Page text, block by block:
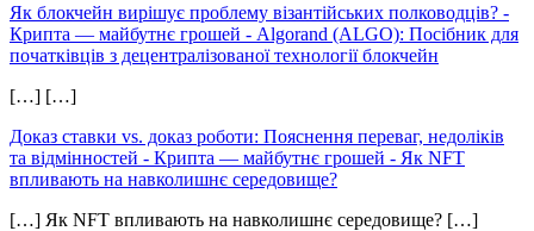
Як блокчейн вирішує проблему візантійських полководців? -
Крипта — майбутнє грошей - Algorand (ALGO): Посібник для
початківців з децентралізованої технології блокчейн
[…] […]
Доказ ставки vs. доказ роботи: Пояснення переваг, недоліків
та відмінностей - Крипта — майбутнє грошей - Як NFT
впливають на навколишнє середовище?
[…] Як NFT впливають на навколишнє середовище? […]